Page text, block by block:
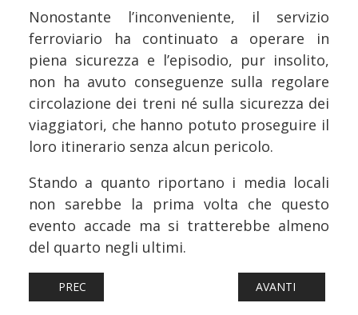
Nonostante l’inconveniente, il servizio
ferroviario ha continuato a operare in
piena sicurezza e l’episodio, pur insolito,
non ha avuto conseguenze sulla regolare
circolazione dei treni né sulla sicurezza dei
viaggiatori, che hanno potuto proseguire il
loro itinerario senza alcun pericolo.
Stando a quanto riportano i media locali
non sarebbe la prima volta che questo
evento accade ma si tratterebbe almeno
del quarto negli ultimi.
ARTICOLO PRECEDENTE: FERROVIE: SMART REFUND, IL
PREC ARTICOLO
AVANTI